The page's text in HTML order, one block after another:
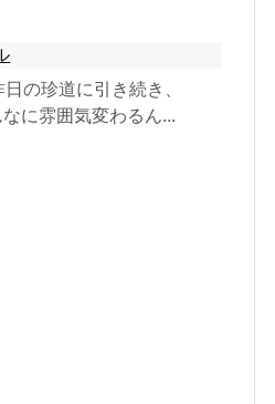
の珍道に引き続き、
に雰囲気変わるん...